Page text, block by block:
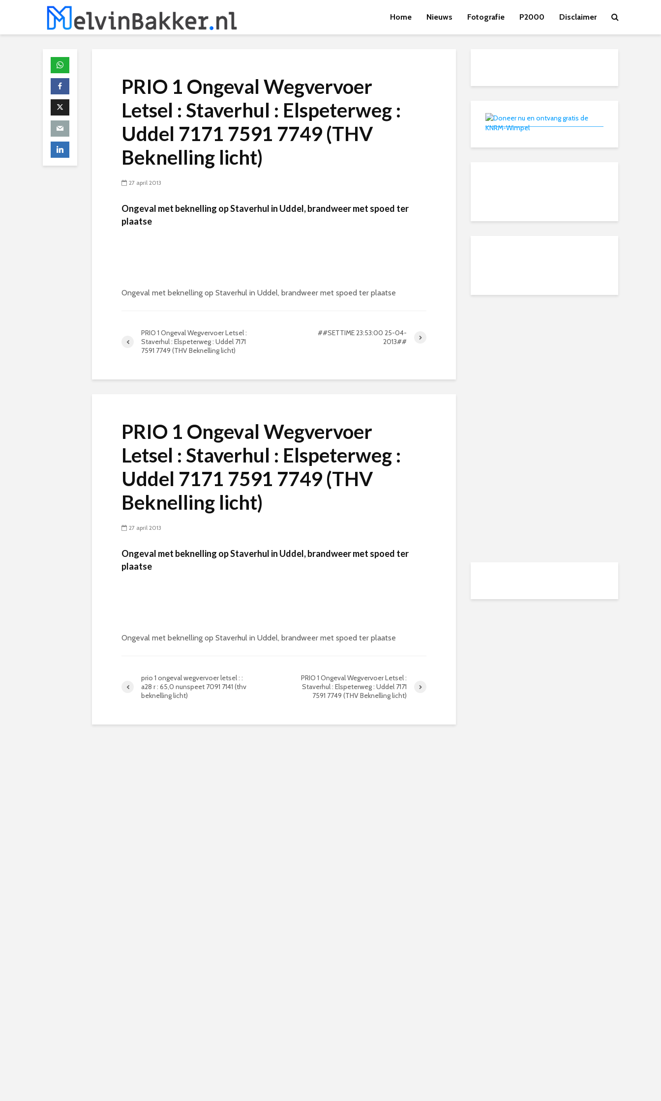
Home Nieuws Fotografie P2000 Disclaimer
PRIO 1 Ongeval Wegvervoer
Letsel : Staverhul : Elspeterweg :
Uddel 7171 7591 7749 (THV
Beknelling licht)
27 april 2013
Ongeval met beknelling op Staverhul in Uddel, brandweer met spoed ter
plaatse
Ongeval met beknelling op Staverhul in Uddel, brandweer met spoed ter plaatse
PRIO 1 Ongeval Wegvervoer Letsel :
Staverhul : Elspeterweg : Uddel 7171
7591 7749 (THV Beknelling licht)
##SETTIME 23:53:00 25-04-
2013##
PRIO 1 Ongeval Wegvervoer
Letsel : Staverhul : Elspeterweg :
Uddel 7171 7591 7749 (THV
Beknelling licht)
27 april 2013
Ongeval met beknelling op Staverhul in Uddel, brandweer met spoed ter
plaatse
Ongeval met beknelling op Staverhul in Uddel, brandweer met spoed ter plaatse
prio 1 ongeval wegvervoer letsel : :
a28 r : 65,0 nunspeet 7091 7141 (thv
beknelling licht)
PRIO 1 Ongeval Wegvervoer Letsel :
Staverhul : Elspeterweg : Uddel 7171
7591 7749 (THV Beknelling licht)